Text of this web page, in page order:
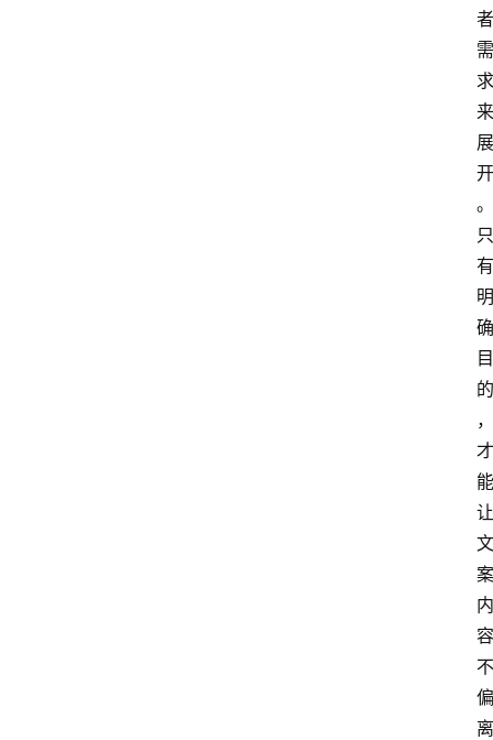
者
需
求
来
展
开
。
只
有
明
确
目
的
，
才
能
让
文
案
内
容
不
偏
离